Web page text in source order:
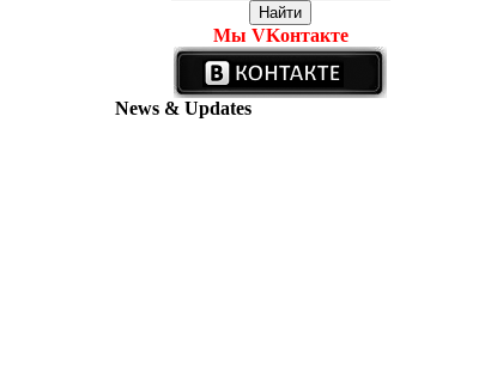
Мы VKонтакте
News & Updates